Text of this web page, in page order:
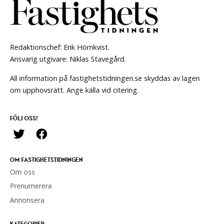
Redaktionschef: Erik Hörnkvist.
Ansvarig utgivare: Niklas Stavegård.
All information på fastighetstidningen.se skyddas av lagen
om upphovsrätt. Ange källa vid citering.
FÖLJ OSS!
OM FASTIGHETSTIDNINGEN
Om oss
Prenumerera
Annonsera